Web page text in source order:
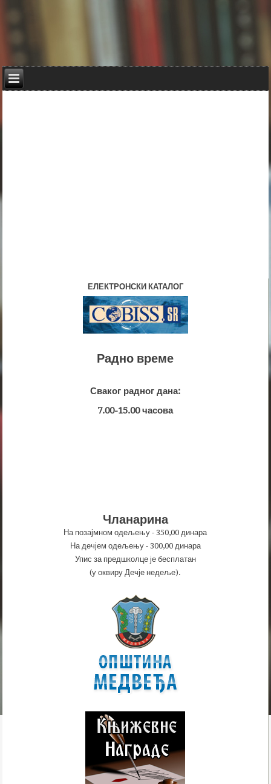
ЕЛЕКТРОНСКИ КАТАЛОГ
Радно време
Сваког радног дана:
7.00-15.00 часова
Чланарина
На позајмном одељењу - 350,00 динара
На дечјем одељењу - 300,00 динара
Упис за предшколце је бесплатан
(у оквиру Дечје недеље).